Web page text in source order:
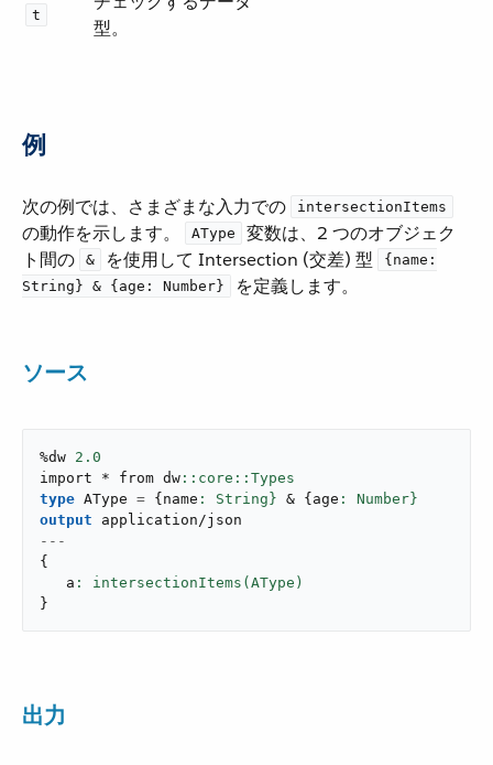
t
型。
例
次の例では、さまざまな入力での ​ intersectionItems
の動作を示します。
AType
​ 変数は、2 つのオブジェク
ト間の ​
& ​ を使用して Intersection (交差) 型 ​
{name:
String} & {age: Number}
​ を定義します。
ソース
%dw 2.0
import * from dw
type AType = { name : String} & { age : Number}
output
application/json
---
{
   a
}
出力